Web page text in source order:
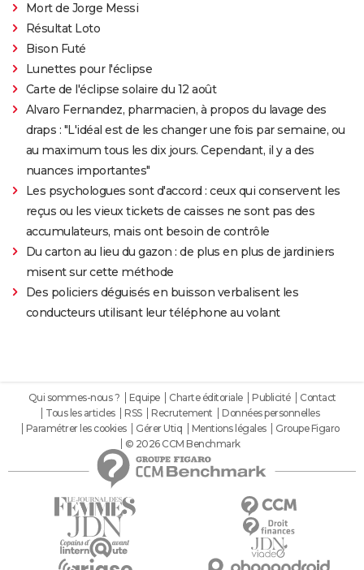
Mort de Jorge Messi
Résultat Loto
Bison Futé
Lunettes pour l'éclipse
Carte de l'éclipse solaire du 12 août
Alvaro Fernandez, pharmacien, à propos du lavage des
draps : "L'idéal est de les changer une fois par semaine, ou
au maximum tous les dix jours. Cependant, il y a des
nuances importantes"
Les psychologues sont d'accord : ceux qui conservent les
reçus ou les vieux tickets de caisses ne sont pas des
accumulateurs, mais ont besoin de contrôle
Du carton au lieu du gazon : de plus en plus de jardiniers
misent sur cette méthode
Des policiers déguisés en buisson verbalisent les
conducteurs utilisant leur téléphone au volant
Qui sommes-nous ? Equipe Charte éditoriale Publicité
Contact
Tous les articles
RSS Recrutement
Données personnelles
Paramétrer les cookies
Gérer Utiq Mentions légales
Groupe Figaro
© 2026 CCM Benchmark